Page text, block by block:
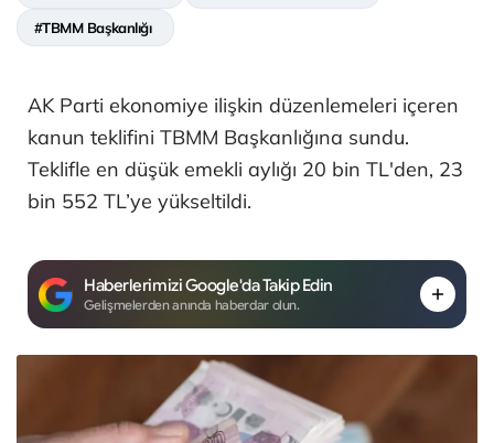
#TBMM Başkanlığı
AK Parti ekonomiye ilişkin düzenlemeleri içeren
kanun teklifini TBMM Başkanlığına sundu.
Teklifle en düşük emekli aylığı 20 bin TL'den, 23
bin 552 TL’ye yükseltildi.
Haberlerimizi Google'da Takip Edin
Gelişmelerden anında haberdar olun.